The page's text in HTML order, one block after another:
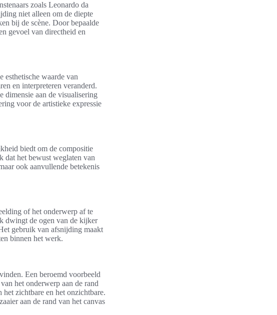
zoals Leonardo da
niet alleen om de diepte
bij de scène. Door bepaalde
gevoel van directheid en
waarde van
en interpreteren veranderd.
dimensie aan de visualisering
voor de artistieke expressie
biedt om de compositie
dat het bewust weglaten van
ook aanvullende betekenis
of het onderwerp af te
dwingt de ogen van de kijker
gebruik van afsnijding maakt
binnen het werk.
Een beroemd voorbeeld
het onderwerp aan de rand
zichtbare en het onzichtbare.
aan de rand van het canvas